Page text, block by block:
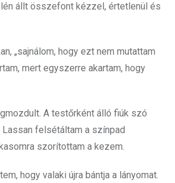
állt összefont kézzel, értetlenül és
„sajnálom, hogy ezt nem mutattam
mert egyszerre akartam, hogy
A testőrként álló fiúk szó
felsétáltam a színpad
szorítottam a kezem.
hogy valaki újra bántja a lányomat.